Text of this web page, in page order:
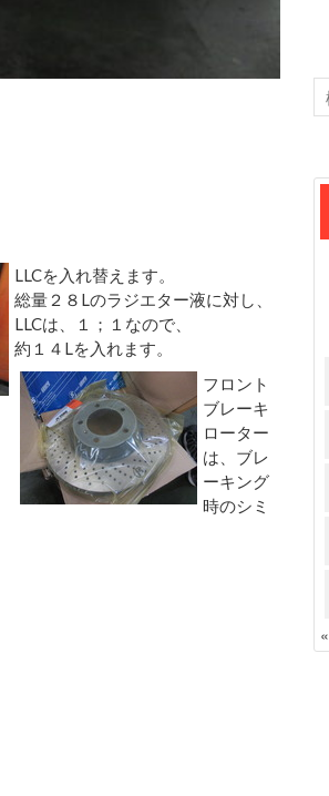
LLCを入れ替えます。
総量２８Lのラジエター液に対し、
LLCは、１；１なので、
約１４Lを入れます。
フロント
ブレーキ
ローター
は、ブレ
ーキング
時のシミ